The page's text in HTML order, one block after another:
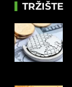
TRŽIŠTE